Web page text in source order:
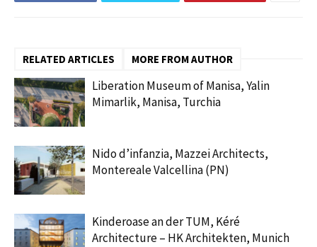
RELATED ARTICLES MORE FROM AUTHOR
Liberation Museum of Manisa, Yalin
Mimarlik, Manisa, Turchia
Nido d’infanzia, Mazzei Architects,
Montereale Valcellina (PN)
Kinderoase an der TUM, Kéré
Architecture – HK Architekten, Munich